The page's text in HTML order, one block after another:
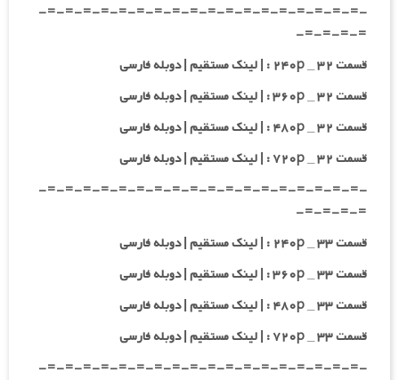
-=-=-=-=-=-=-=-=-=-=-=-=-=-=-=-=-=-=-
=-=-=-=-
قسمت ۳۲ _ ۲۴۰p : | لینک مستقیم | دوبله فارسی
قسمت ۳۲ _ ۳۶۰p : | لینک مستقیم | دوبله فارسی
قسمت ۳۲ _ ۴۸۰p : | لینک مستقیم | دوبله فارسی
قسمت ۳۲ _ ۷۲۰p : | لینک مستقیم | دوبله فارسی
-=-=-=-=-=-=-=-=-=-=-=-=-=-=-=-=-=-=-
=-=-=-=-
قسمت ۳۳ _ ۲۴۰p : | لینک مستقیم | دوبله فارسی
قسمت ۳۳ _ ۳۶۰p : | لینک مستقیم | دوبله فارسی
قسمت ۳۳ _ ۴۸۰p : | لینک مستقیم | دوبله فارسی
قسمت ۳۳ _ ۷۲۰p : | لینک مستقیم | دوبله فارسی
-=-=-=-=-=-=-=-=-=-=-=-=-=-=-=-=-=-=-